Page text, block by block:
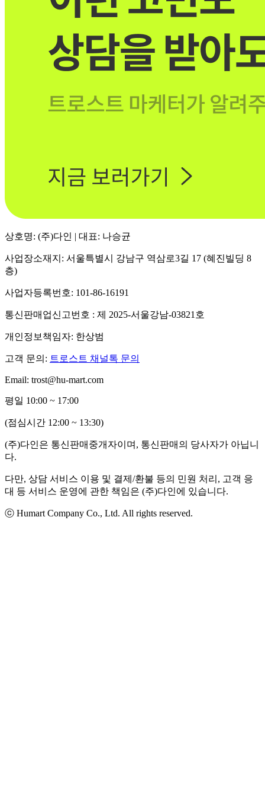
상호명: (주)다인 | 대표: 나승균
사업장소재지: 서울특별시 강남구 역삼로3길 17 (혜진빌딩 8
층)
사업자등록번호: 101-86-16191
통신판매업신고번호 : 제 2025-서울강남-03821호
개인정보책임자: 한상범
고객 문의: 트로스트 채널톡 문의
Email: trost@hu-mart.com
평일 10:00 ~ 17:00
(점심시간 12:00 ~ 13:30)
(주)다인은 통신판매중개자이며, 통신판매의 당사자가 아닙니
다.
다만, 상담 서비스 이용 및 결제/환불 등의 민원 처리, 고객 응
대 등 서비스 운영에 관한 책임은 (주)다인에 있습니다.
ⓒ Humart Company Co., Ltd. All rights reserved.